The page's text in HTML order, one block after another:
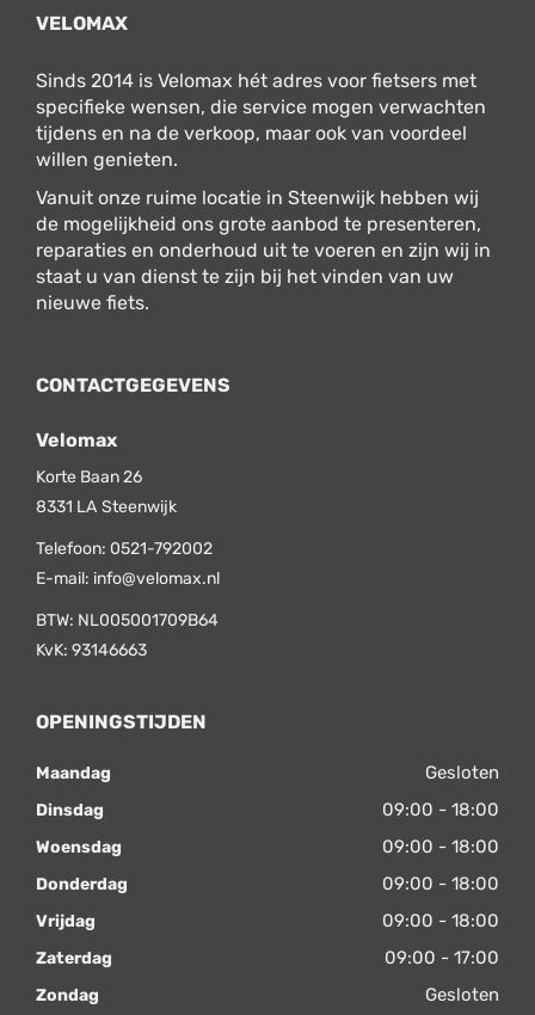
VELOMAX
Sinds 2014 is Velomax hét adres voor fietsers met
specifieke wensen, die service mogen verwachten
tijdens en na de verkoop, maar ook van voordeel
willen genieten.
Vanuit onze ruime locatie in Steenwijk hebben wij
de mogelijkheid ons grote aanbod te presenteren,
reparaties en onderhoud uit te voeren en zijn wij in
staat u van dienst te zijn bij het vinden van uw
nieuwe fiets.
CONTACTGEGEVENS
Velomax
Korte Baan 26
8331 LA Steenwijk
Telefoon: 0521-792002
E-mail: info@velomax.nl
BTW: NL005001709B64
KvK: 93146663
OPENINGSTIJDEN
Maandag Gesloten
Dinsdag 09:00 - 18:00
Woensdag 09:00 - 18:00
Donderdag 09:00 - 18:00
Vrijdag 09:00 - 18:00
Zaterdag 09:00 - 17:00
Zondag Gesloten